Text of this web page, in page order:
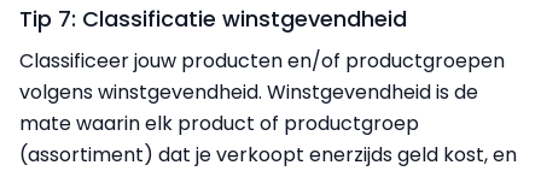
Tip 7: Classificatie winstgevendheid
Classificeer jouw producten en/of productgroepen
volgens winstgevendheid. Winstgevendheid is de
mate waarin elk product of productgroep
(assortiment) dat je verkoopt enerzijds geld kost, en